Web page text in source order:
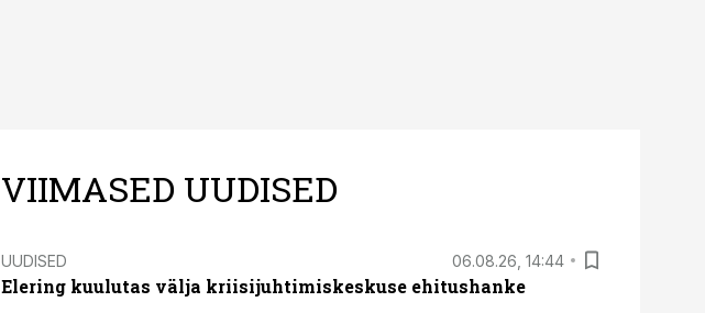
VIIMASED UUDISED
UUDISED 06.08.26, 14:44
Elering kuulutas välja kriisijuhtimiskeskuse ehitushanke